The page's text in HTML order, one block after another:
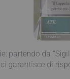
da
garantisce di